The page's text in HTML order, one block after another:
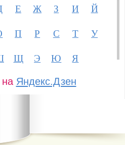
Е Ж З И
Й
П Р С Т
У
Щ Э Ю Я
на Яндекс.Дзен